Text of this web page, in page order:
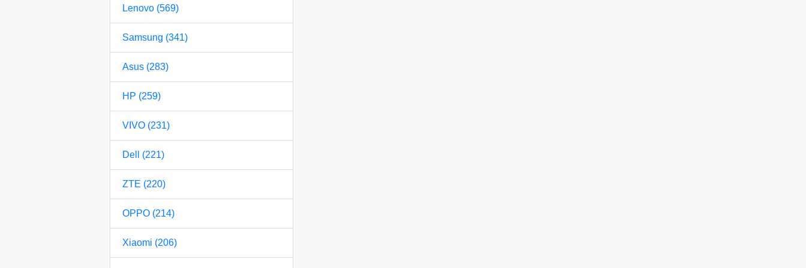
Lenovo (569)
Samsung (341)
Asus (283)
HP (259)
VIVO (231)
Dell (221)
ZTE (220)
OPPO (214)
Xiaomi (206)